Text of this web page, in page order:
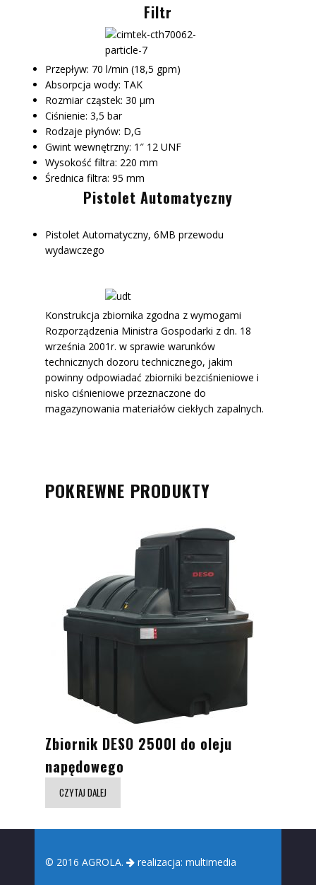
Filtr
Przepływ: 70 l/min (18,5 gpm)
Absorpcja wody: TAK
Rozmiar cząstek: 30 μm
Ciśnienie: 3,5 bar
Rodzaje płynów: D,G
Gwint wewnętrzny: 1″ 12 UNF
Wysokość filtra: 220 mm
Średnica filtra: 95 mm
Pistolet Automatyczny
Pistolet Automatyczny, 6MB przewodu
wydawczego
Konstrukcja zbiornika zgodna z wymogami
Rozporządzenia Ministra Gospodarki z dn. 18
września 2001r. w sprawie warunków
technicznych dozoru technicznego, jakim
powinny odpowiadać zbiorniki bezciśnieniowe i
nisko ciśnieniowe przeznaczone do
magazynowania materiałów ciekłych zapalnych.
POKREWNE PRODUKTY
Zbiornik DESO 2500l do oleju
napędowego
CZYTAJ DALEJ
© 2016 AGROLA. realizacja: multimedia